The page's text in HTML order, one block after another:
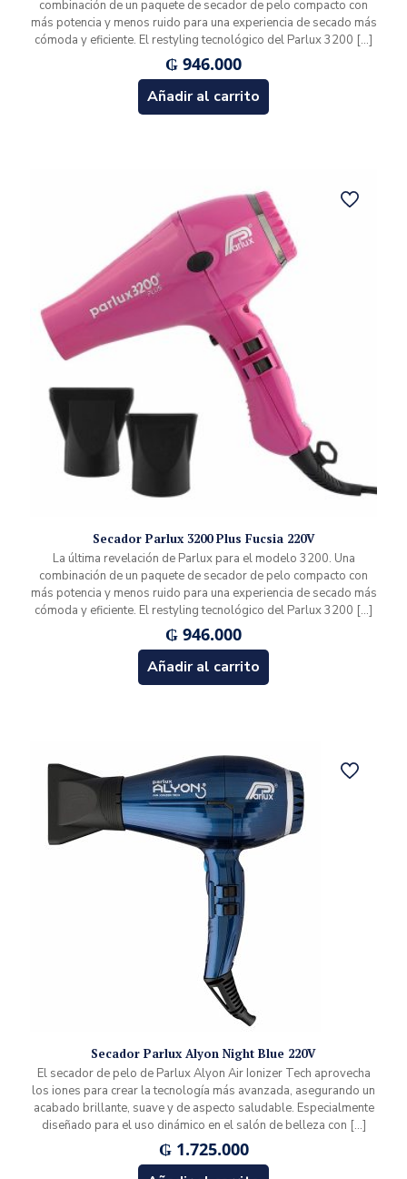
combinación de un paquete de secador de pelo compacto con
más potencia y menos ruido para una experiencia de secado más
cómoda y eficiente. El restyling tecnológico del Parlux 3200 […]
₲ 946.000
Añadir al carrito
Secador Parlux 3200 Plus Fucsia 220V
La última revelación de Parlux para el modelo 3200. Una
combinación de un paquete de secador de pelo compacto con
más potencia y menos ruido para una experiencia de secado más
cómoda y eficiente. El restyling tecnológico del Parlux 3200 […]
₲ 946.000
Añadir al carrito
Secador Parlux Alyon Night Blue 220V
El secador de pelo de Parlux Alyon Air Ionizer Tech aprovecha
los iones para crear la tecnología más avanzada, asegurando un
acabado brillante, suave y de aspecto saludable. Especialmente
diseñado para el uso dinámico en el salón de belleza con […]
₲1.725.000